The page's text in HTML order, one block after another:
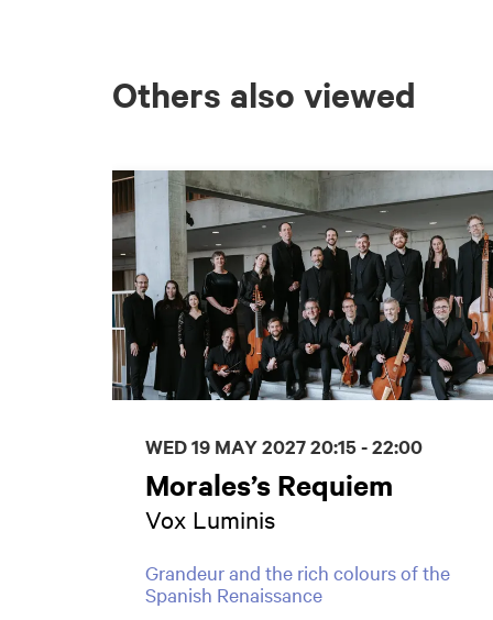
Others also viewed
Morales’s Requiem
Vox Luminis
Grandeur and the rich colours of the
Spanish Renaissance
WED 19 MAY 202720:15 - 22:00